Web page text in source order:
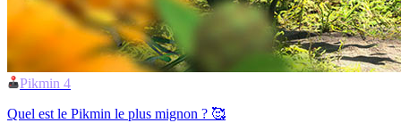
Pikmin 4
Quel est le Pikmin le plus mignon ? 🥰